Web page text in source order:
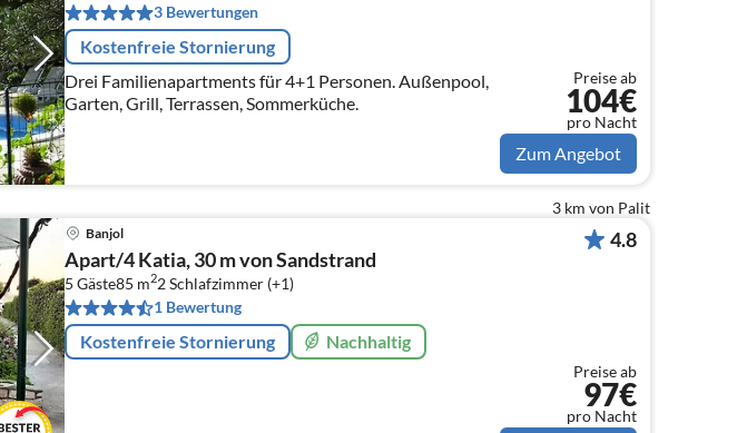
3 Bewertungen
Kostenfreie Stornierung
Drei Familienapartments für 4+1 Personen. Außenpool,
Garten, Grill, Terrassen, Sommerküche.
Preise ab
104€
pro Nacht
Zum Angebot
3 km von Palit
Banjol
Apart/4 Katia, 30 m von Sandstrand
5 Gäste85 m22Schlafzimmer (+1)
1 Bewertung
Kostenfreie Stornierung Nachhaltig
4.8
Preise ab
97€
pro Nacht